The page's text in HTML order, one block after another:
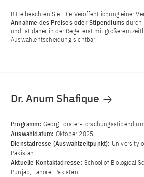
Bitte beachten Sie: Die Veröffentlichung einer
Annahme des Preises oder Stipendiumsdurch
und ist daher in der Regel erst mit größerem
Auswahlentscheidung sichtbar.
Dr. Anum Shafique
Programm: Georg Forster-
Auswahldatum: Oktober 2025
Dienstadresse (Auswahlzeitpunkt): University
Pakistan
Aktuelle Kontaktadresse: School of Biological
Punjab, Lahore, Pakistan